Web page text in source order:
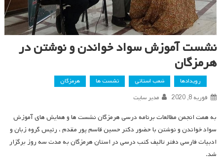
نشست آموزش سواد خواندن و نوشتن در
هرمزگان
رویدادها شعب استانی نشست ها هرمزگان
فوریه 8, 2020 مدیر سایت
به همت انجمن مطالعات برنامه درسی هرمزگان نشست ها و همایش های آموزش
سواد خواندن و نوشتن با حضور دکتر حسین قاسم پور مقدم ، رئیس گروه زبان و
ادبیات فارسی دفتر تالیف کتب درسی در استان هرمزگان به مدت سه روز برگزار
شد.